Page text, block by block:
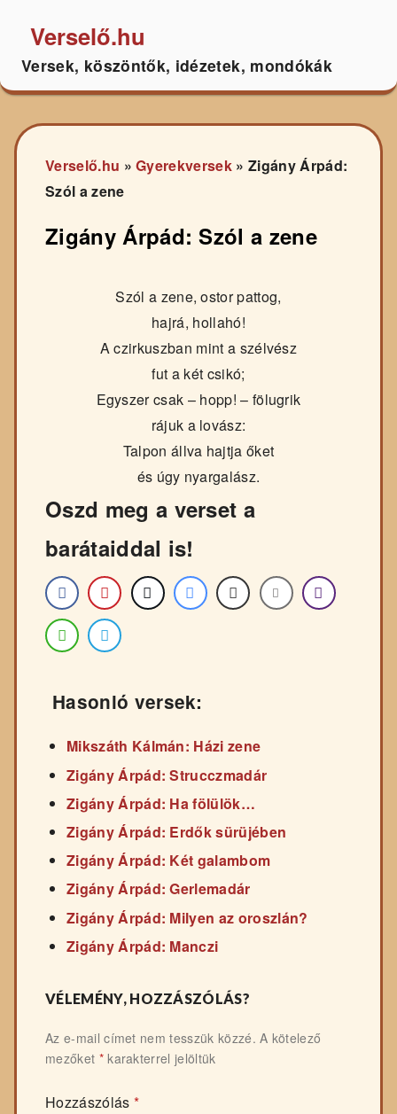
Verselő.hu
Versek, köszöntők, idézetek, mondókák
Verselő.hu »Gyerekversek » Zigány Árpád:
Szól a zene
Zigány Árpád: Szól a zene
Szól a zene, ostor pattog,
hajrá, hollahó!
A czirkuszban mint a szélvész
fut a két csikó;
Egyszer csak – hopp! – fölugrik
rájuk a lovász:
Talpon állva hajtja őket
és úgy nyargalász.
Oszd meg a verset a
barátaiddal is!
Hasonló versek:
Mikszáth Kálmán: Házi zene
Zigány Árpád: Strucczmadár
Zigány Árpád: Ha fölülök…
Zigány Árpád: Erdők sürüjében
Zigány Árpád: Két galambom
Zigány Árpád: Gerlemadár
Zigány Árpád: Milyen az oroszlán?
Zigány Árpád: Manczi
VÉLEMÉNY, HOZZÁSZÓLÁS?
Az e-mail címet nem tesszük közzé. A kötelező
mezőket *karakterrel jelöltük
Hozzászólás *